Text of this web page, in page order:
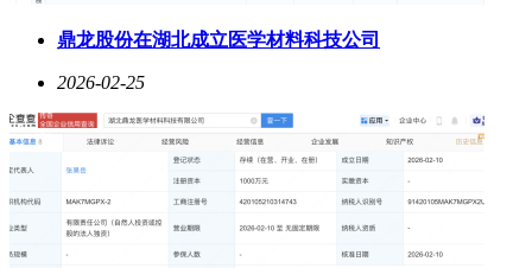
鼎龙股份在湖北成立医学材料科技公司
2026-02-25